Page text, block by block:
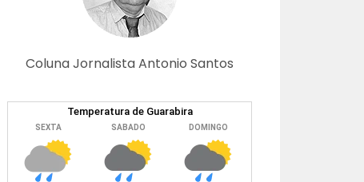
Coluna Jornalista Antonio Santos